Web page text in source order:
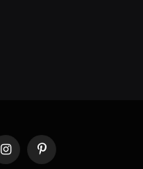
InstagramPinterest